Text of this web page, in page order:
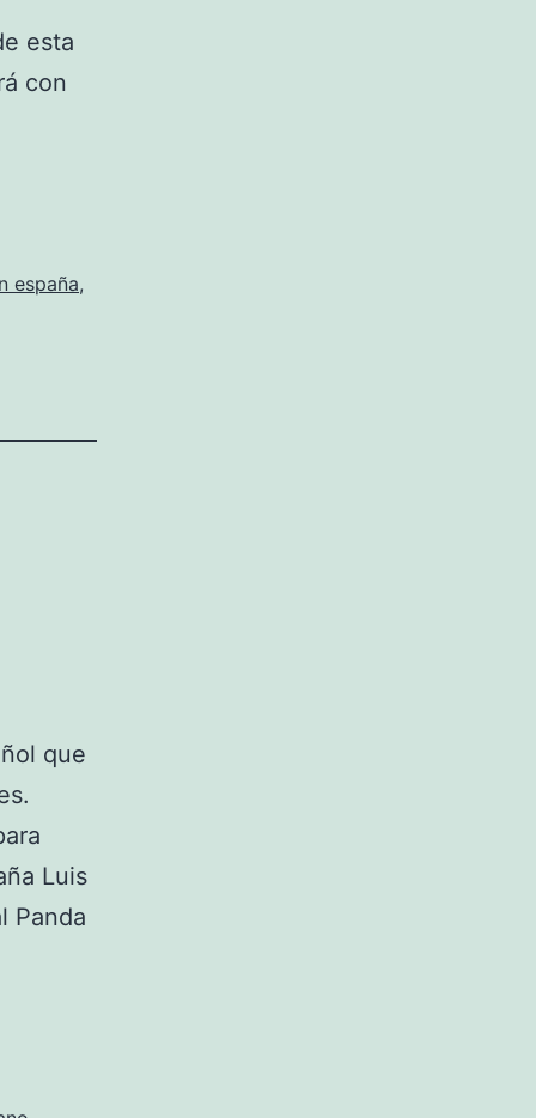
esta
con
españa,
que
Luis
Panda